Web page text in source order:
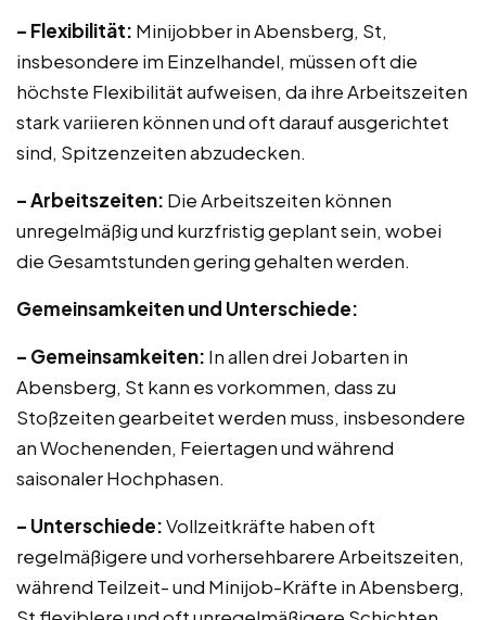
– Flexibilität: Minijobber in Abensberg, St,
insbesondere im Einzelhandel, müssen oft die
höchste Flexibilität aufweisen, da ihre Arbeitszeiten
stark variieren können und oft darauf ausgerichtet
sind, Spitzenzeiten abzudecken.
– Arbeitszeiten: Die Arbeitszeiten können
unregelmäßig und kurzfristig geplant sein, wobei
die Gesamtstunden gering gehalten werden.
Gemeinsamkeiten und Unterschiede:
– Gemeinsamkeiten: In allen drei Jobarten in
Abensberg, St kann es vorkommen, dass zu
Stoßzeiten gearbeitet werden muss, insbesondere
an Wochenenden, Feiertagen und während
saisonaler Hochphasen.
– Unterschiede:Vollzeitkräfte haben oft
regelmäßigere und vorhersehbarere Arbeitszeiten,
während Teilzeit- und Minijob-Kräfte in Abensberg,